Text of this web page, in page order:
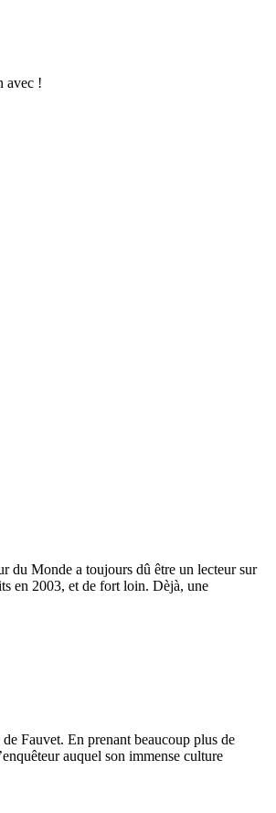
avec !
du Monde a toujours dû être un lecteur sur
en 2003, et de fort loin. Dèjà, une
Fauvet. En prenant beaucoup plus de
auquel son immense culture